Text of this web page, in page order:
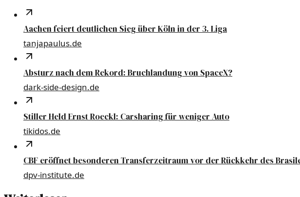
Aachen feiert deutlichen Sieg über Köln in der 3. Liga
tanjapaulus.de
Absturz nach dem Rekord: Bruchlandung von SpaceX?
dark-side-design.de
Stiller Held Ernst Roeckl: Carsharing für weniger Auto
tikidos.de
CBF eröffnet besonderen Transferzeitraum vor der Rückkehr des
dpv-institute.de